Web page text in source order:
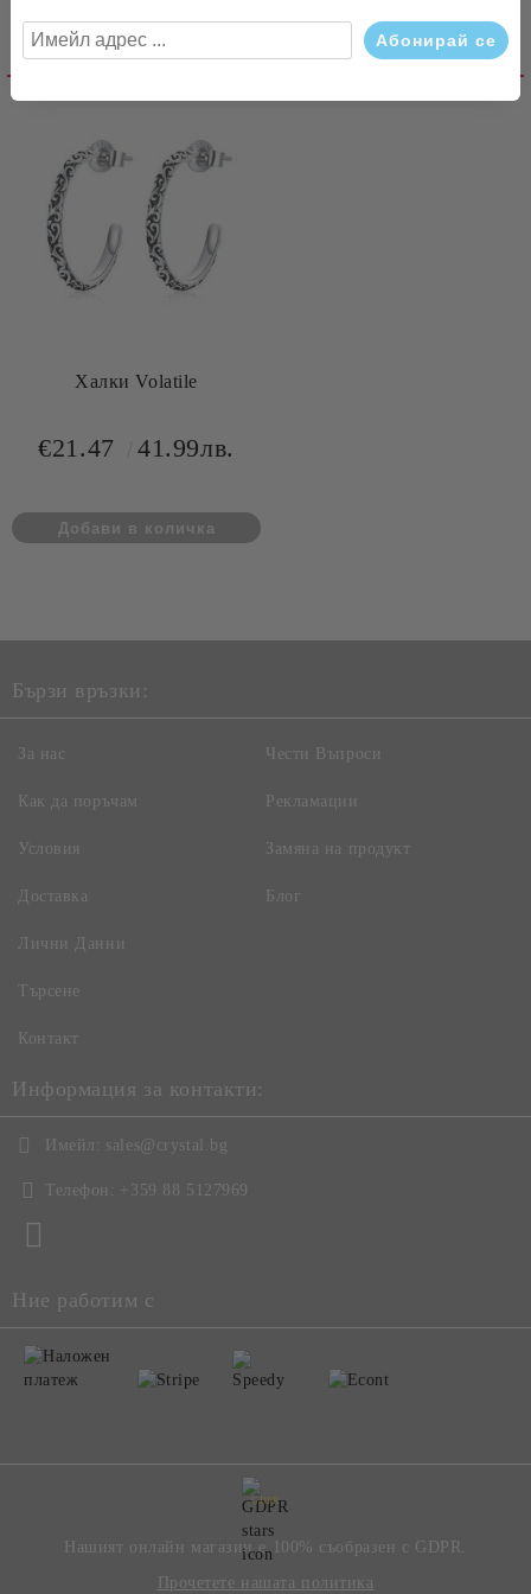
Свързани продукти
Халки Volatile
€21.47 41.99лв.
Бързи връзки:
За нас
Как да поръчам
Условия
Доставка
Чести Въпроси
Рекламации
Замяна на продукт
Блог
Лични Данни
Търсене
Контакт
Информация за контакти:
Имейл: sales@crystal.bg
Телефон: +359 88 5127969
Ние работим с
GDPR
Нашият онлайн магазин е 100% съобразен с GDPR.
Прочетете нашата политика